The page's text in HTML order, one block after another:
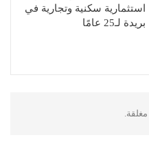
استثمارية سكنية وتجارية في
بريدة لـ25 عامًا